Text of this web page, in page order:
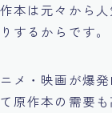
本は元々から
するからです。
メ・映画が爆
原作本の需要